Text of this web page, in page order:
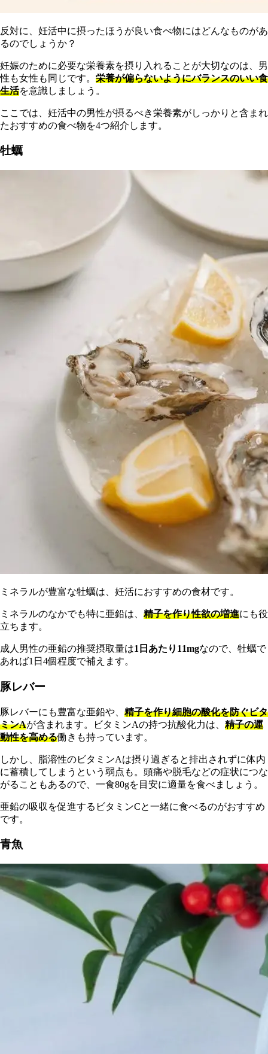
反対に、妊活中に摂ったほうが良い食べ物にはどんなものがあ
るのでしょうか？
妊娠のために必要な栄養素を摂り入れることが大切なのは、男
性も女性も同じです。 栄養が偏らないようにバランスのいい食
生活を意識しましょう。
ここでは、妊活中の男性が摂るべき栄養素がしっかりと含まれ
たおすすめの食べ物を4つ紹介します。
牡蠣
ミネラルが豊富な牡蠣は、妊活におすすめの食材です。
ミネラルのなかでも特に亜鉛は、 精子を作り性欲の増進にも役
立ちます。
成人男性の亜鉛の推奨摂取量は1日あたり11mgなので、牡蠣で
あれば1日4個程度で補えます。
豚レバー
豚レバーにも豊富な亜鉛や、 精子を作り細胞の酸化を防ぐビタ
ミンAが含まれます。ビタミンAの持つ抗酸化力は、 精子の運
動性を高める働きも持っています。
しかし、脂溶性のビタミンAは摂り過ぎると排出されずに体内
に蓄積してしまうという弱点も。頭痛や脱毛などの症状につな
がることもあるので、一食80gを目安に適量を食べましょう。
亜鉛の吸収を促進するビタミンCと一緒に食べるのがおすすめ
です。
青魚